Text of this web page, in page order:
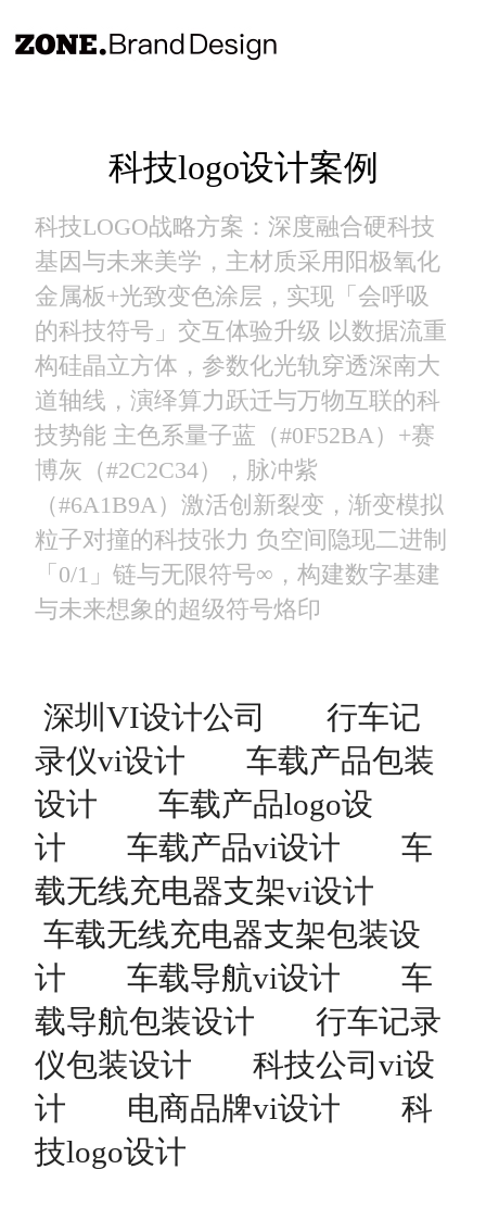
科技logo设计案例
科技LOGO战略方案：​​深度融合硬科技
基因与未来美学，主材质采用阳极氧化
金属板+光致变色涂层，实现「会呼吸
的科技符号」交互体验升级 以数据流重
构硅晶立方体，参数化光轨穿透深南大
道轴线，演绎算力跃迁与万物互联的科
技势能 主色系量子蓝（#0F52BA）+赛
博灰（#2C2C34），脉冲紫
（#6A1B9A）激活创新裂变，渐变模拟
粒子对撞的科技张力 负空间隐现二进制
「0/1」链与无限符号∞，构建数字基建
与未来想象的超级符号烙印
深圳VI设计公司
行车记
录仪vi设计
车载产品包装
设计
车载产品logo设
计
车载产品vi设计
车
载无线充电器支架vi设计
车载无线充电器支架包装设
计
车载导航vi设计
车
载导航包装设计
行车记录
仪包装设计
科技公司vi设
计
电商品牌vi设计
科
技logo设计